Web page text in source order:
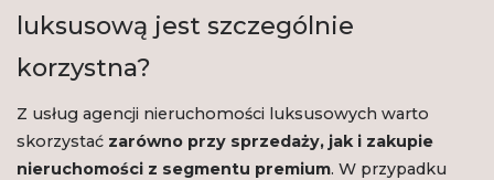
luksusową jest szczególnie
korzystna?
Z usług agencji nieruchomości luksusowych warto
skorzystać zarówno przy sprzedaży, jak i zakupie
nieruchomości z segmentu premium. W przypadku